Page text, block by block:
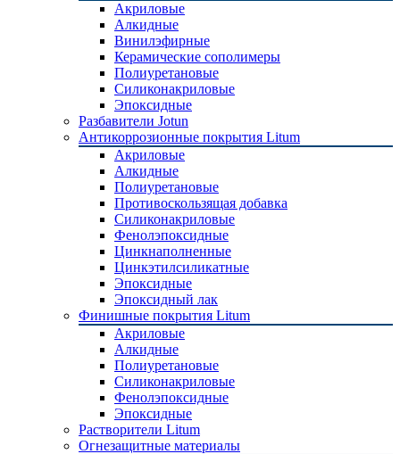
Акриловые
Алкидные
Винилэфирные
Керамические сополимеры
Полиуретановые
Силиконакриловые
Эпоксидные
Разбавители Jotun
Антикоррозионные покрытия Litum
Акриловые
Алкидные
Полиуретановые
Противоскользящая добавка
Силиконакриловые
Фенолэпоксидные
Цинкнаполненные
Цинкэтилсиликатные
Эпоксидные
Эпоксидный лак
Финишные покрытия Litum
Акриловые
Алкидные
Полиуретановые
Силиконакриловые
Фенолэпоксидные
Эпоксидные
Растворители Litum
Огнезащитные материалы